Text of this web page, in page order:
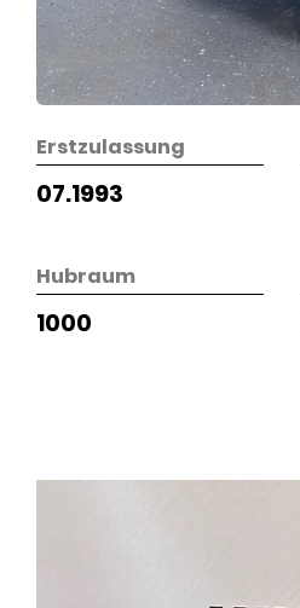
Erstzulassung
07.1993
Hubraum
1000